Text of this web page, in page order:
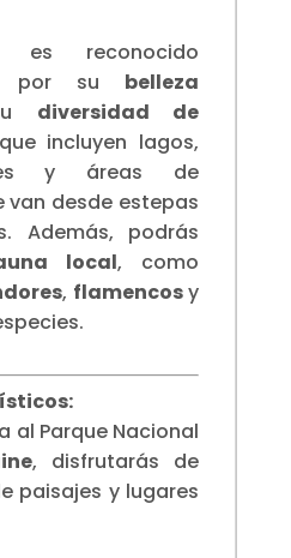
es reconocido
por su belleza
diversidad de
incluyen lagos,
y áreas de
van desde estepas
Además, podrás
local, como
, flamencosy
al Parque Nacional
, disfrutarás de
paisajes y lugares